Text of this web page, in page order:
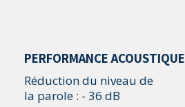
PERFORMANCE ACOUSTIQUE
Réduction du niveau de
la parole : - 36 dB